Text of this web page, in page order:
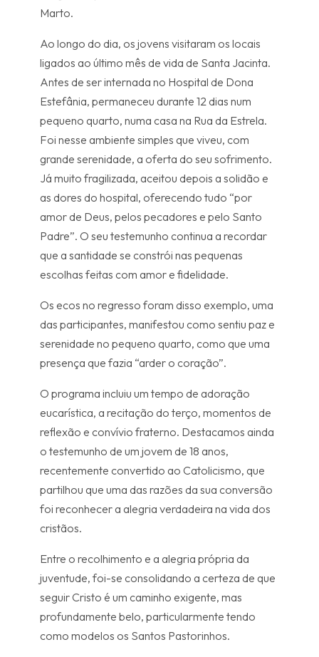
Marto.
Ao longo do dia, os jovens visitaram os locais
ligados ao último mês de vida de Santa Jacinta.
Antes de ser internada no Hospital de Dona
Estefânia, permaneceu durante 12 dias num
pequeno quarto, numa casa na Rua da Estrela.
Foi nesse ambiente simples que viveu, com
grande serenidade, a oferta do seu sofrimento.
Já muito fragilizada, aceitou depois a solidão e
as dores do hospital, oferecendo tudo “por
amor de Deus, pelos pecadores e pelo Santo
Padre”. O seu testemunho continua a recordar
que a santidade se constrói nas pequenas
escolhas feitas com amor e fidelidade.
Os ecos no regresso foram disso exemplo, uma
das participantes, manifestou como sentiu paz e
serenidade no pequeno quarto, como que uma
presença que fazia “arder o coração”.
O programa incluiu um tempo de adoração
eucarística, a recitação do terço, momentos de
reflexão e convívio fraterno. Destacamos ainda
o testemunho de um jovem de 18 anos,
recentemente convertido ao Catolicismo, que
partilhou que uma das razões da sua conversão
foi reconhecer a alegria verdadeira na vida dos
cristãos.
Entre o recolhimento e a alegria própria da
juventude, foi-se consolidando a certeza de que
seguir Cristo é um caminho exigente, mas
profundamente belo, particularmente tendo
como modelos os Santos Pastorinhos.